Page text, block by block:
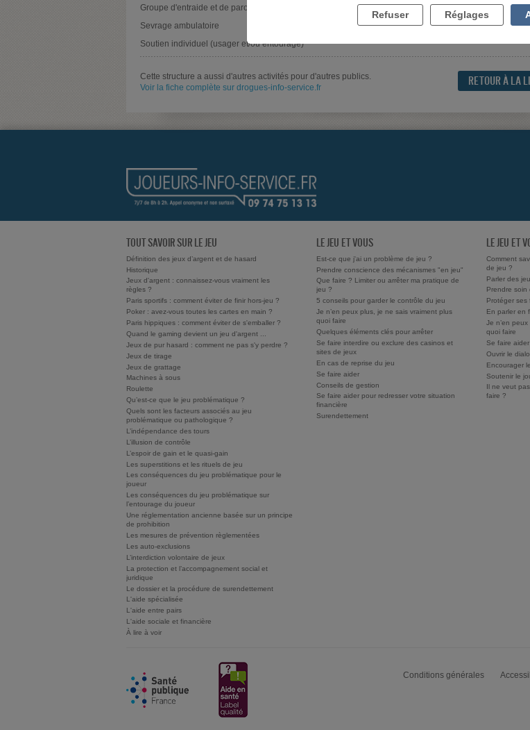
Groupe d'entraide et de parole
Sevrage ambulatoire
Soutien individuel (usager et/ou entourage)
RETOUR À LA
Cette structure a aussi d'autres activités pour d'autres publics.
Voir la fiche complète sur drogues-info-service.fr
TOUT SAVOIR SUR LE JEU
Définition des jeux d’argent et de hasard
Historique
Jeux d'argent : connaissez-vous vraiment les
règles ?
Paris sportifs : comment éviter de finir hors-jeu ?
Poker : avez-vous toutes les cartes en main ?
Paris hippiques : comment éviter de s'emballer ?
Quand le gaming devient un jeu d'argent ...
Jeux de pur hasard : comment ne pas s'y perdre ?
Jeux de tirage
Jeux de grattage
Machines à sous
Roulette
Qu’est-ce que le jeu problématique ?
Quels sont les facteurs associés au jeu
problématique ou pathologique ?
L’indépendance des tours
L’illusion de contrôle
L’espoir de gain et le quasi-gain
Les superstitions et les rituels de jeu
Les conséquences du jeu problématique pour le
joueur
Les conséquences du jeu problématique sur
l’entourage du joueur
Une réglementation ancienne basée sur un principe
de prohibition
Les mesures de prévention règlementées
Les auto-exclusions
L’interdiction volontaire de jeux
La protection et l’accompagnement social et
juridique
Le dossier et la procédure de surendettement
L'aide spécialisée
L'aide entre pairs
L'aide sociale et financière
À lire à voir
LE JEU ET VOUS
Est-ce que j'ai un problème de jeu ?
Prendre conscience des mécanismes "en jeu"
Que faire ? Limiter ou arrêter ma pratique de
jeu ?
5 conseils pour garder le contrôle du jeu
Je n’en peux plus, je ne sais vraiment plus
quoi faire
Quelques éléments clés pour arrêter
Se faire interdire ou exclure des casinos et
sites de jeux
En cas de reprise du jeu
Se faire aider
Conseils de gestion
Se faire aider pour redresser votre situation
financière
Surendettement
LE JEU ET
Comment
de jeu ?
Parler des
Prendre soin
Protéger ses
En parler en
Je n’en
quoi faire
Se faire aider
Ouvrir le
Encourager
Soutenir le
Il ne veut
faire ?
Conditions générales
Refuser Réglages